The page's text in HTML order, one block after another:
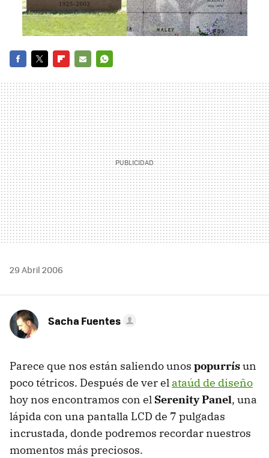
MAIL
29 Abril 2006
Sacha Fuentes
Parece que nos están saliendo unos popurrísun
poco tétricos. Después de ver el ataúd de diseño
hoy nos encontramos con el Serenity Panel, una
lápida con una pantalla LCD de 7 pulgadas
incrustada, donde podremos recordar nuestros
momentos más preciosos.